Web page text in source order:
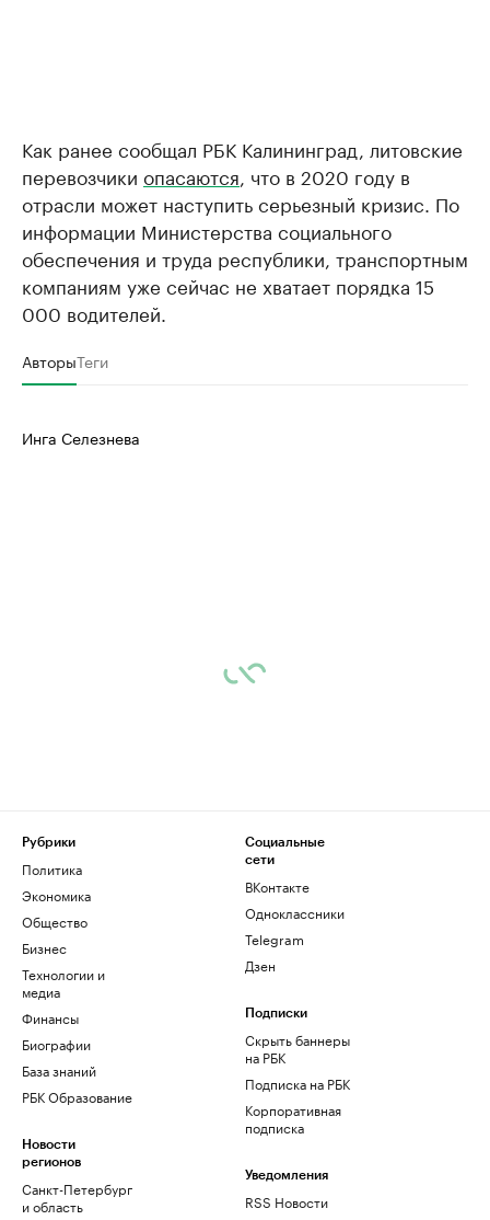
Как ранее сообщал РБК Калининград, литовские
перевозчики опасаются , что в 2020 году в
отрасли может наступить серьезный кризис. По
информации Министерства социального
обеспечения и труда республики, транспортным
компаниям уже сейчас не хватает порядка 15
000 водителей.
АвторыТеги
Инга Селезнева
Рубрики
Политика
Экономика
Общество
Бизнес
Технологии и
медиа
Финансы
Биографии
База знаний
РБК Образование
Новости
регионов
Санкт-Петербург
и область
Социальные
сети
ВКонтакте
Одноклассники
Telegram
Дзен
Подписки
Скрыть баннеры
на РБК
Подписка на РБК
Корпоративная
подписка
Уведомления
RSS Новости